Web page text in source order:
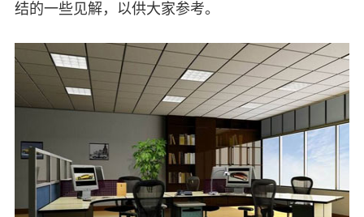
结的一些见解，以供大家参考。